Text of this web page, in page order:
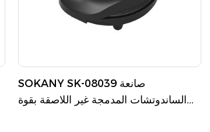
SOKANY SK-08039 صانعة
الساندوتشات المدمجة غير اللاصقة بقوة